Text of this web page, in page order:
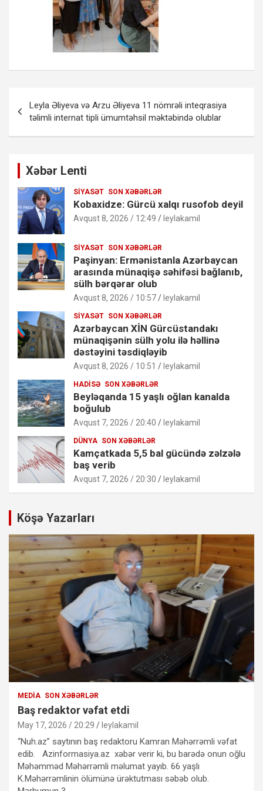
naviqasiyası
Leyla Əliyeva və Arzu Əliyeva 11 nömrəli inteqrasiya
təlimli internat tipli ümumtəhsil məktəbində olublar
Xəbər Lenti
SIYASƏT SON XƏBƏRLƏR
Kobaxidze: Gürcü xalqı rusofob deyil
Avqust 8, 2026 / 12:49 leylakamil
SIYASƏT SON XƏBƏRLƏR
Paşinyan: Ermənistanla Azərbaycan
arasında münaqişə səhifəsi bağlanıb,
sülh bərqərar olub
Avqust 8, 2026 / 10:57 leylakamil
SIYASƏT SON XƏBƏRLƏR
Azərbaycan XİN Gürcüstandakı
münaqişənin sülh yolu ilə həllinə
dəstəyini təsdiqləyib
Avqust 8, 2026 / 10:51 leylakamil
HADISƏ SON XƏBƏRLƏR
Beyləqanda 15 yaşlı oğlan kanalda
boğulub
Avqust 7, 2026 / 20:40 leylakamil
DÜNYA SON XƏBƏRLƏR
Kamçatkada 5,5 bal gücündə zəlzələ
baş verib
Avqust 7, 2026 / 20:30 leylakamil
Köşə Yazarları
MEDIA SON XƏBƏRLƏR
Baş redaktor vəfat etdi
May 17, 2026 / 20:29 leylakamil
“Nuh.az” saytının baş redaktoru Kamran Məhərrəmli vəfat
edib. Azinformasiya.az xəbər verir ki, bu barədə onun oğlu
Məhəmməd Məhərrəmli məlumat yayıb. 66 yaşlı
K.Məhərrəmlinin ölümünə ürəktutması səbəb olub.